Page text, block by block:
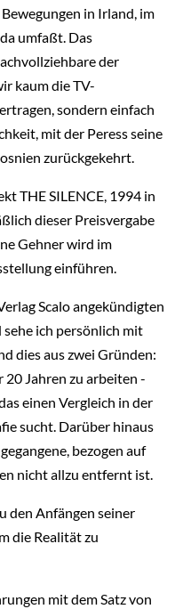
in Irland, im
umfaßt. Das
der
kaum die TV-
sondern einfach
mit der Peress seine
zurückgekehrt.
THE SILENCE, 1994 in
dieser Preisvergabe
Gehner wird im
einführen.
Scalo angekündigten
ich persönlich mit
dies aus zwei Gründen:
Jahren zu arbeiten -
einen Vergleich in der
sucht. Darüber hinaus
bezogen auf
nicht allzu entfernt ist.
den Anfängen seiner
die Realität zu
mit dem Satz von